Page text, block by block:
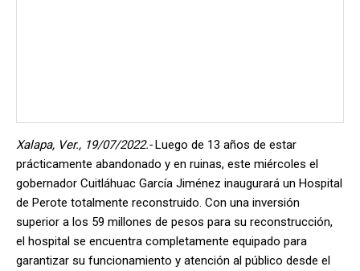
Xalapa, Ver., 19/07/2022.-Luego de 13 años de estar
prácticamente abandonado y en ruinas, este miércoles el
gobernador Cuitláhuac García Jiménez inaugurará un Hospital
de Perote totalmente reconstruido. Con una inversión
superior a los 59 millones de pesos para su reconstrucción,
el hospital se encuentra completamente equipado para
garantizar su funcionamiento y atención al público desde el